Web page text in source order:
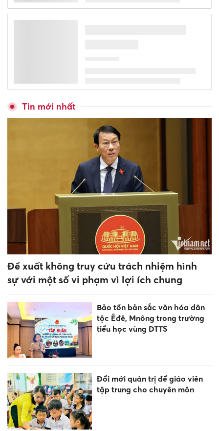
Ngoại thương mở 4 trường,
Hơn 50 giáo viên bỏ dạy vì
'lương không đủ sống' quay lại
trường
Đại học vẫn xét điểm thi tốt
nghiệp vì chưa có 'lựa chọn
tốt hơn'
tuyển sinh các trường nội trú
biên giới Đắk Lắk
ngày đêm: Hơn 1.500 hài cốt
liệt sĩ được tìm kiếm, quy tập